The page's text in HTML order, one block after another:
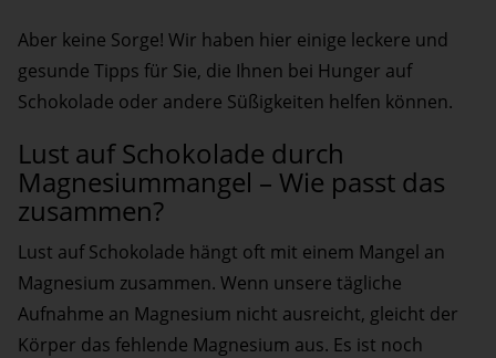
Aber keine Sorge! Wir haben hier einige leckere und
gesunde Tipps für Sie, die Ihnen bei Hunger auf
Schokolade oder andere Süßigkeiten helfen können.
Lust auf Schokolade durch
Magnesiummangel – Wie passt das
zusammen?
Lust auf Schokolade hängt oft mit einem Mangel an
Magnesium zusammen. Wenn unsere tägliche
Aufnahme an Magnesium nicht ausreicht, gleicht der
Körper das fehlende Magnesium aus. Es ist noch